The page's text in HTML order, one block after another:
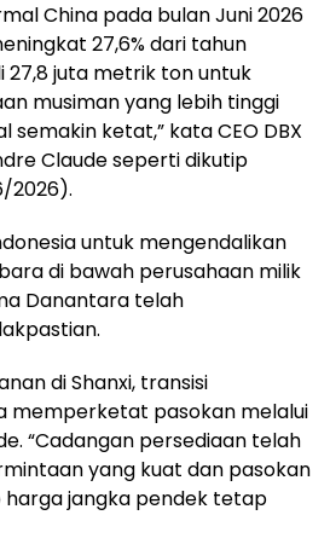
China pada bulan Juni 2026
27,6% dari tahun
27,8 juta metrik ton untuk
musiman yang lebih tinggi
semakin ketat,” kata CEO DBX
Claude seperti dikutip
2026).
untuk mengendalikan
di bawah perusahaan milik
Danantara telah
di Shanxi, transisi
memperketat pasokan melalui
“Cadangan persediaan telah
yang kuat dan pasokan
jangka pendek tetap